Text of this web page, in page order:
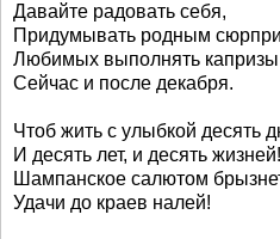
Давайте радовать себя,
Придумывать родным
Любимых выполнять капризы
Сейчас и после декабря.
Чтоб жить с улыбкой десять
И десять лет, и десять жизней!
Шампанское салютом
Удачи до краев налей!